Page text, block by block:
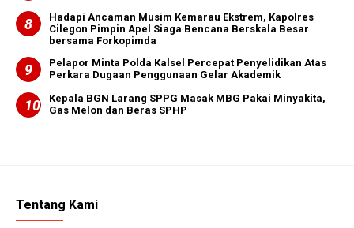
Hadapi Ancaman Musim Kemarau Ekstrem, Kapolres
Cilegon Pimpin Apel Siaga Bencana Berskala Besar
bersama Forkopimda
Pelapor Minta Polda Kalsel Percepat Penyelidikan Atas
Perkara Dugaan Penggunaan Gelar Akademik
Kepala BGN Larang SPPG Masak MBG Pakai Minyakita,
Gas Melon dan Beras SPHP
Tentang Kami